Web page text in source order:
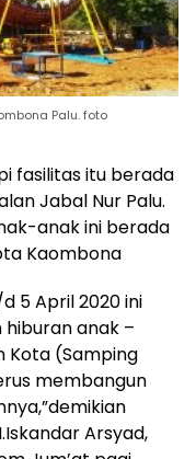
Palu. foto
fasilitas itu berada
Jabal Nur Palu.
anak ini berada
Kaombona
5 April 2020 ini
anak –
Kota (Samping
membangun
Arsyad,